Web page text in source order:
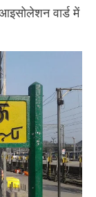
वार्ड में